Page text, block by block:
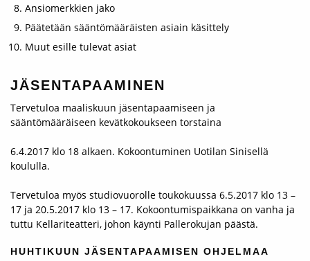
Ansiomerkkien jako
Päätetään sääntömääräisten asiain käsittely
Muut esille tulevat asiat
JÄSENTAPAAMINEN
Tervetuloa maaliskuun jäsentapaamiseen ja
sääntömääräiseen kevätkokoukseen torstaina
6.4.2017 klo 18 alkaen. Kokoontuminen Uotilan Sinisellä
koululla.
Tervetuloa myös studiovuorolle toukokuussa 6.5.2017 klo 13 –
17 ja 20.5.2017 klo 13 – 17. Kokoontumispaikkana on vanha ja
tuttu Kellariteatteri, johon käynti Pallerokujan päästä.
HUHTIKUUN JÄSENTAPAAMISEN OHJELMAA